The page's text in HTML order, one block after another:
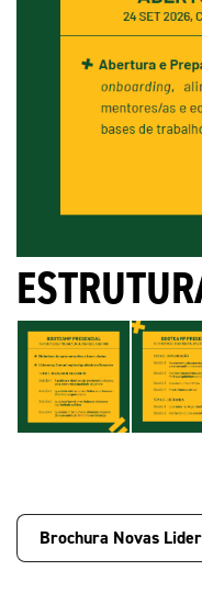
Brochura Novas